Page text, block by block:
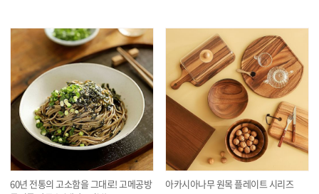
60년 전통의 고소함을 그대로! 고메공방
아카시아나무 원목 플레이트 시리즈